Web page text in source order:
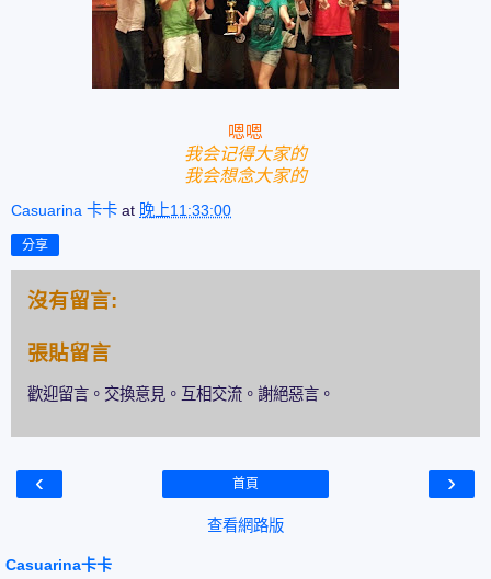
嗯嗯
我会记得大家的
我会想念大家的
Casuarina 卡卡 at 晚上11:33:00
分享
沒有留言:
張貼留言
歡迎留言。交換意見。互相交流。謝絕惡言。
‹ ›
首頁
查看網路版
Casuarina卡卡